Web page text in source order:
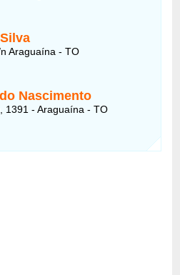
Araguaína - TO
Nascimento
1391 - Araguaína - TO